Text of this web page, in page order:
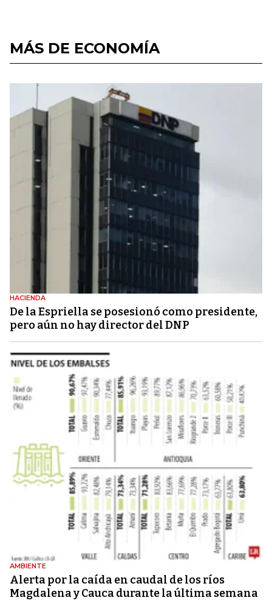
MÁS DE ECONOMÍA
HACIENDA
De la Espriella se posesionó como presidente,
pero aún no hay director del DNP
AMBIENTE
Alerta por la caída en caudal de los ríos
Magdalena y Cauca durante la última semana